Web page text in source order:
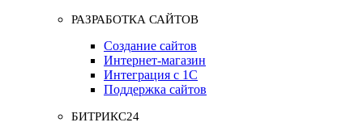
РАЗРАБОТКА САЙТОВ
Создание сайтов
Интернет-магазин
Интеграция с 1С
Поддержка сайтов
БИТРИКС24